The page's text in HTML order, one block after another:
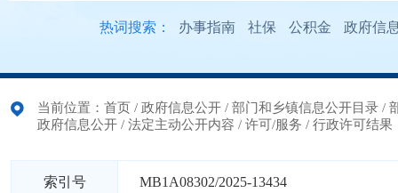
热词搜索： 办事指南 社保 公积金 政府信
当前位置： 首页 / 政府信息公开 / 部门和乡镇信息公开目录 /
政府信息公开 / 法定主动公开内容 / 许可/服务 / 行政许可结果
索引号 MB1A08302/2025-13434